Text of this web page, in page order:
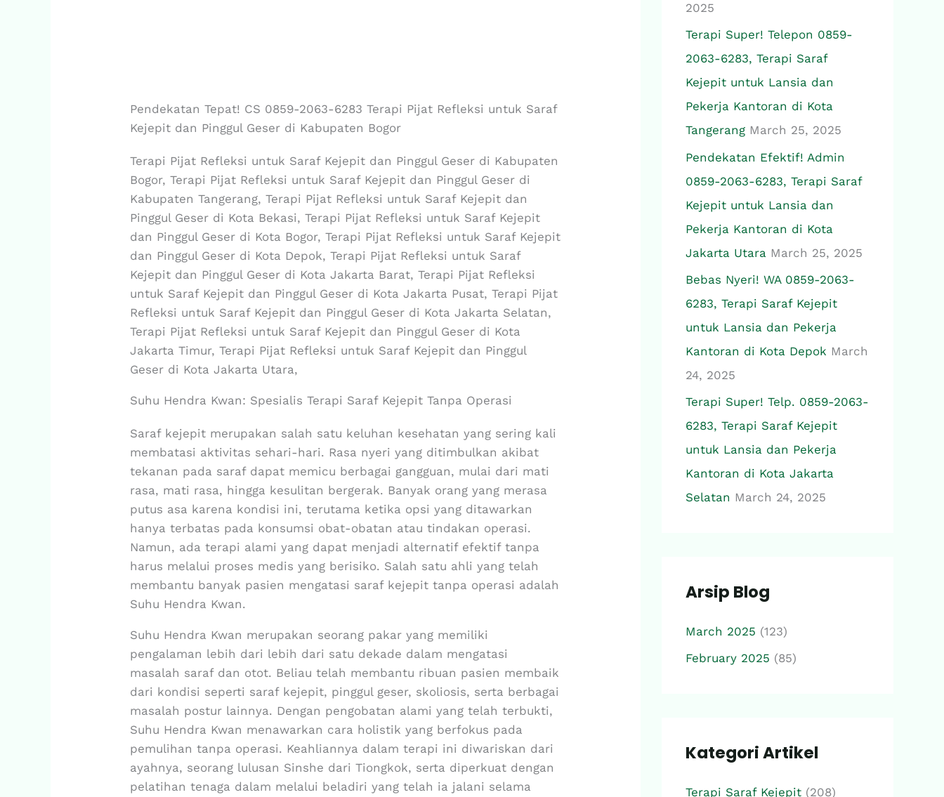
Pendekatan Tepat! CS 0859-2063-6283 Terapi Pijat Refleksi untuk Saraf
Kejepit dan Pinggul Geser di Kabupaten Bogor
Terapi Pijat Refleksi untuk Saraf Kejepit dan Pinggul Geser di Kabupaten
Bogor, Terapi Pijat Refleksi untuk Saraf Kejepit dan Pinggul Geser di
Kabupaten Tangerang, Terapi Pijat Refleksi untuk Saraf Kejepit dan
Pinggul Geser di Kota Bekasi, Terapi Pijat Refleksi untuk Saraf Kejepit
dan Pinggul Geser di Kota Bogor, Terapi Pijat Refleksi untuk Saraf Kejepit
dan Pinggul Geser di Kota Depok, Terapi Pijat Refleksi untuk Saraf
Kejepit dan Pinggul Geser di Kota Jakarta Barat, Terapi Pijat Refleksi
untuk Saraf Kejepit dan Pinggul Geser di Kota Jakarta Pusat, Terapi Pijat
Refleksi untuk Saraf Kejepit dan Pinggul Geser di Kota Jakarta Selatan,
Terapi Pijat Refleksi untuk Saraf Kejepit dan Pinggul Geser di Kota
Jakarta Timur, Terapi Pijat Refleksi untuk Saraf Kejepit dan Pinggul
Geser di Kota Jakarta Utara,
Suhu Hendra Kwan: Spesialis Terapi Saraf Kejepit Tanpa Operasi
Saraf kejepit merupakan salah satu keluhan kesehatan yang sering kali
membatasi aktivitas sehari-hari. Rasa nyeri yang ditimbulkan akibat
tekanan pada saraf dapat memicu berbagai gangguan, mulai dari mati
rasa, mati rasa, hingga kesulitan bergerak. Banyak orang yang merasa
putus asa karena kondisi ini, terutama ketika opsi yang ditawarkan
hanya terbatas pada konsumsi obat-obatan atau tindakan operasi.
Namun, ada terapi alami yang dapat menjadi alternatif efektif tanpa
harus melalui proses medis yang berisiko. Salah satu ahli yang telah
membantu banyak pasien mengatasi saraf kejepit tanpa operasi adalah
Suhu Hendra Kwan.
Suhu Hendra Kwan merupakan seorang pakar yang memiliki
pengalaman lebih dari lebih dari satu dekade dalam mengatasi
masalah saraf dan otot. Beliau telah membantu ribuan pasien membaik
dari kondisi seperti saraf kejepit, pinggul geser, skoliosis, serta berbagai
masalah postur lainnya. Dengan pengobatan alami yang telah terbukti,
Suhu Hendra Kwan menawarkan cara holistik yang berfokus pada
pemulihan tanpa operasi. Keahliannya dalam terapi ini diwariskan dari
ayahnya, seorang lulusan Sinshe dari Tiongkok, serta diperkuat dengan
pelatihan tenaga dalam melalui beladiri yang telah ia jalani selama
2025
Terapi Super! Telepon 0859-
2063-6283, Terapi Saraf
Kejepit untuk Lansia dan
Pekerja Kantoran di Kota
Tangerang March 25, 2025
Pendekatan Efektif! Admin
0859-2063-6283, Terapi Saraf
Kejepit untuk Lansia dan
Pekerja Kantoran di Kota
Jakarta Utara March 25, 2025
Bebas Nyeri! WA 0859-2063-
6283, Terapi Saraf Kejepit
untuk Lansia dan Pekerja
Kantoran di Kota Depok March
24, 2025
Terapi Super! Telp. 0859-2063-
6283, Terapi Saraf Kejepit
untuk Lansia dan Pekerja
Kantoran di Kota Jakarta
Selatan March 24, 2025
Arsip Blog
March 2025 (123)
February 2025 (85)
Kategori Artikel
Terapi Saraf Kejepit (208)